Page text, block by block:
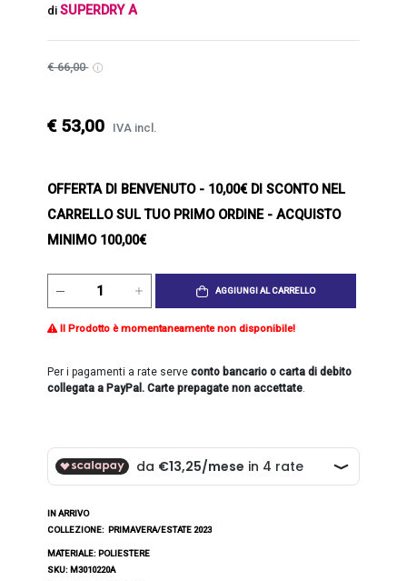
diSUPERDRY A
€ 66,00
€ 53,00 IVA incl.
OFFERTA DI BENVENUTO- 10,00€ DI SCONTO NEL
CARRELLO SUL TUO PRIMO ORDINE - ACQUISTO
MINIMO 100,00€
AGGIUNGI AL CARRELLO
Il Prodotto è momentaneamente non disponibile!
Per i pagamenti a rate serveconto bancario o carta di debito
collegata a PayPal. Carte prepagate non accettate.
IN ARRIVO
COLLEZIONE: PRIMAVERA/ESTATE 2023
MATERIALE: POLIESTERE
SKU: M3010220A